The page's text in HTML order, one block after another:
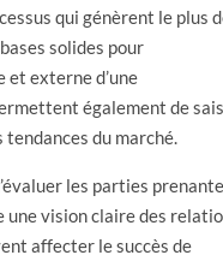
qui génèrent le plus
solides pour
externe d’une
également de
du marché.
les parties
vision claire des
affecter le succès de